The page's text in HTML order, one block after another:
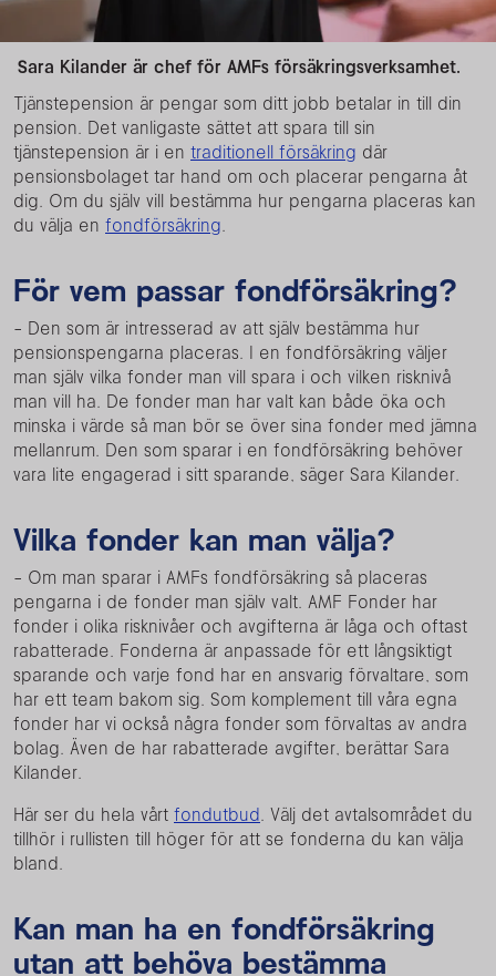
Sara Kilander är chef för AMFs försäkringsverksamhet.
Tjänstepension är pengar som ditt jobb betalar in till din
pension. Det vanligaste sättet att spara till sin
tjänstepension är i en traditionell försäkring där
pensionsbolaget tar hand om och placerar pengarna åt
dig. Om du själv vill bestämma hur pengarna placeras kan
du välja en fondförsäkring.
För vem passar fondförsäkring?
- Den som är intresserad av att själv bestämma hur
pensionspengarna placeras. I en fondförsäkring väljer
man själv vilka fonder man vill spara i och vilken risknivå
man vill ha. De fonder man har valt kan både öka och
minska i värde så man bör se över sina fonder med jämna
mellanrum. Den som sparar i en fondförsäkring behöver
vara lite engagerad i sitt sparande, säger Sara Kilander.
Vilka fonder kan man välja?
- Om man sparar i AMFs fondförsäkring så placeras
pengarna i de fonder man själv valt. AMF Fonder har
fonder i olika risknivåer och avgifterna är låga och oftast
rabatterade. Fonderna är anpassade för ett långsiktigt
sparande och varje fond har en ansvarig förvaltare, som
har ett team bakom sig. Som komplement till våra egna
fonder har vi också några fonder som förvaltas av andra
bolag. Även de har rabatterade avgifter, berättar Sara
Kilander.
Här ser du hela vårt fondutbud. Välj det avtalsområdet du
tillhör i rullisten till höger för att se fonderna du kan välja
bland.
Kan man ha en fondförsäkring
utan att behöva bestämma